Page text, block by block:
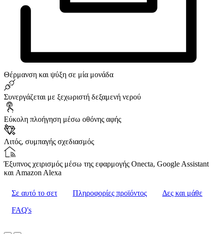
Θέρμανση και ψύξη σε μία μονάδα
Συνεργάζεται με ξεχωριστή δεξαμενή νερού
Εύκολη πλοήγηση μέσω οθόνης αφής
Λιτός, συμπαγής σχεδιασμός
Έξυπνος χειρισμός μέσω της εφαρμογής Onecta, Google Assistant
και Amazon Alexa
Σε αυτό το σετ Πληροφορίες προϊόντος Δες και μάθε
FAQ's